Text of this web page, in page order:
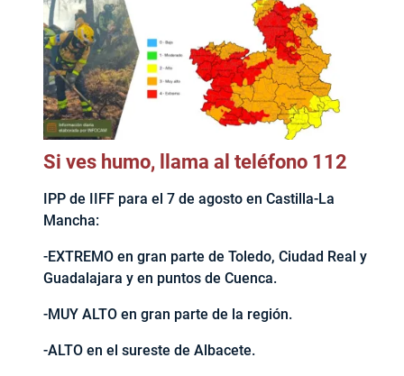
Si ves humo, llama al teléfono 112
IPP de IIFF para el 7 de agosto en Castilla-La
Mancha:
-EXTREMO en gran parte de Toledo, Ciudad Real y
Guadalajara y en puntos de Cuenca.
-MUY ALTO en gran parte de la región.
-ALTO en el sureste de Albacete.